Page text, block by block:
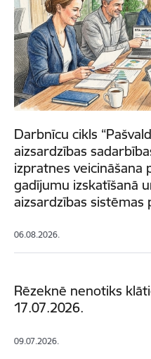
Darbnīcu cikls
aizsardzības
izpratnes veicināšana
gadījumu izskatīšanā
aizsardzības sistēmas
06.08.2026.
Rēzeknē nenotiks
17.07.2026.
09.07.2026.